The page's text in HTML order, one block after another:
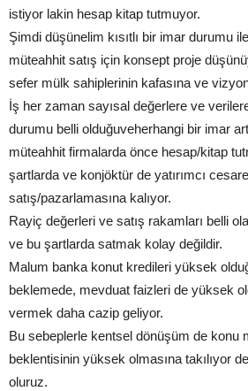
istiyor lakin hesap kitap tutmuyor.
Şimdi düşünelim kısıtlı bir imar durumu
müteahhit satış için konsept proje
sefer mülk sahiplerinin kafasına ve
İş her zaman sayısal değerlere ve
durumu belli olduğuveherhangi bir imar
müteahhit firmalarda önce hesap/kitap
şartlarda ve konjöktür de yatırımcı
satış/pazarlamasına kalıyor.
Rayiç değerleri ve satış rakamları belli
ve bu şartlarda satmak kolay değildir.
Malum banka konut kredileri yüksek
beklemede, mevduat faizleri de yüksek
vermek daha cazip geliyor.
Bu sebeplerle kentsel dönüşüm de konu
beklentisinin yüksek olmasına takılıyor
oluruz.